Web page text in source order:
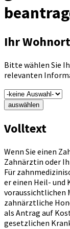
Ihr Wohnort
Bitte wählen Sie
relevanten
auswählen
Volltext
Wenn Sie einen
Zahnärztin oder
Für
er einen Heil- und
voraussichtlichen
zahnärztliche
als Antrag auf
gesetzlichen